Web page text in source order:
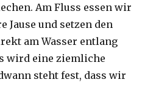
Am Fluss essen wir
Jause und setzen den
am Wasser entlang
wird eine ziemliche
steht fest, dass wir